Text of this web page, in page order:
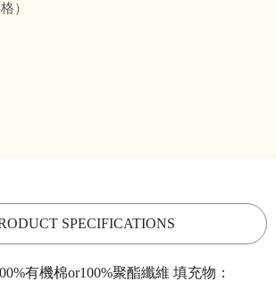
）
SPECIFICATIONS
有機棉or100%聚酯纖維 填充物：